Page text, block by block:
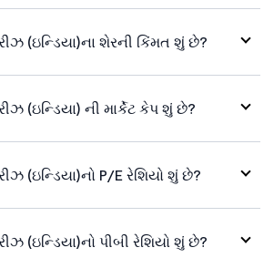
(ઇન્ડિયા)ના શેરની કિંમત શું છે?
(ઇન્ડિયા) ની માર્કેટ કેપ શું છે?
(ઇન્ડિયા)નો P/E રેશિયો શું છે?
(ઇન્ડિયા)નો પીબી રેશિયો શું છે?